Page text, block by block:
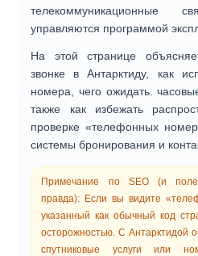
телекоммуникационные
управляются программой
На этой странице
звонке в Антарктиду, как
номера, чего ожидать.
также как избежать
проверке «телефонных
системы бронирования и
Примечание по SEO (и
правда): Если вы видите
указанный как обычный код
осторожностью. С Антарктидой
спутниковые услуги или